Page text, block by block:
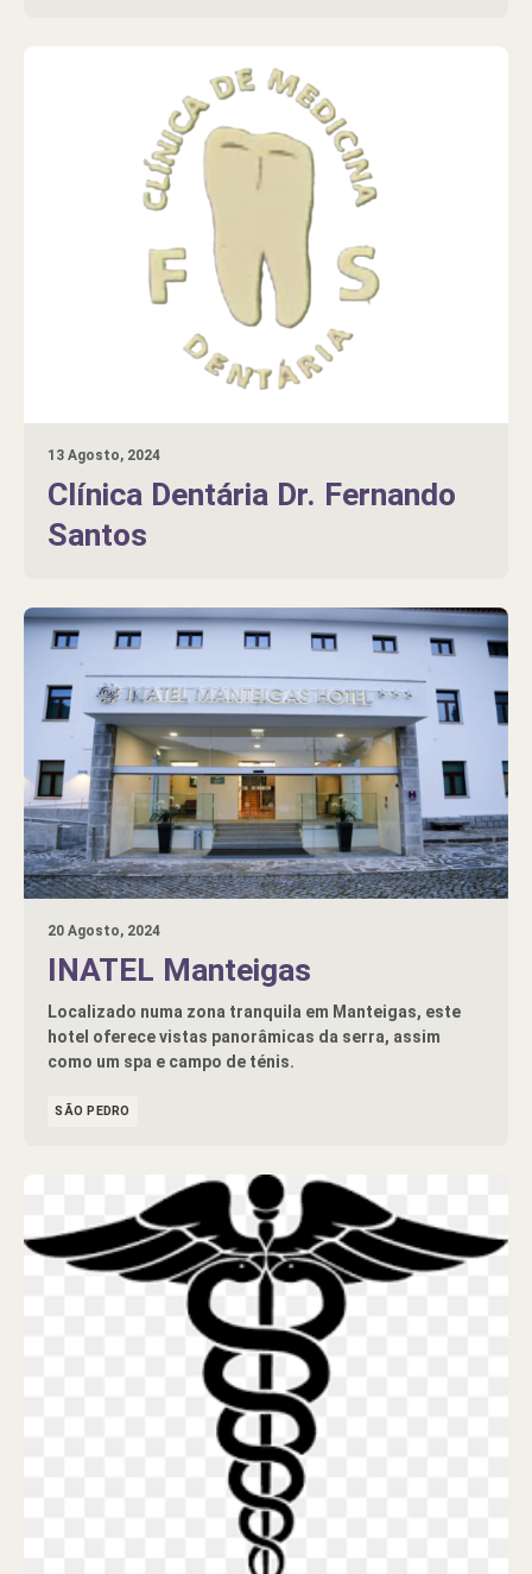
13 Agosto, 2024
Clínica Dentária Dr. Fernando
Santos
20 Agosto, 2024
INATEL Manteigas
Localizado numa zona tranquila em Manteigas, este
hotel oferece vistas panorâmicas da serra, assim
como um spa e campo de ténis.
SÃO PEDRO